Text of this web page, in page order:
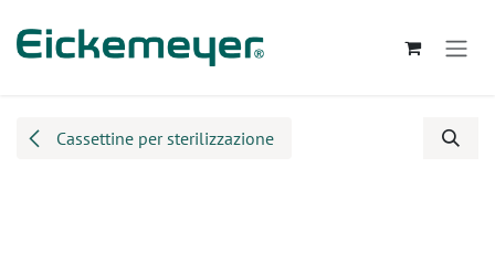
Cassettine per sterilizzazione